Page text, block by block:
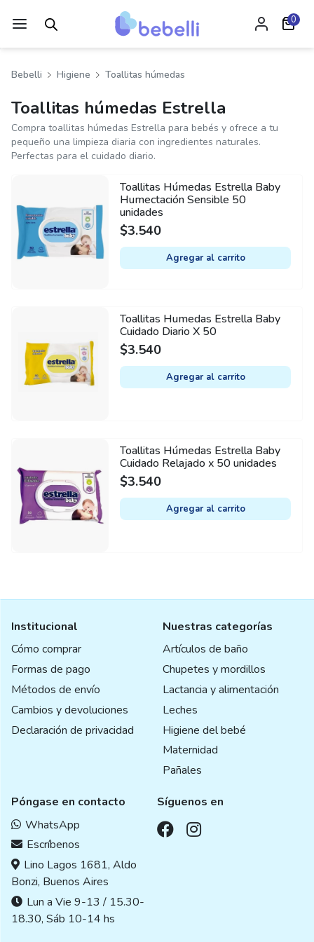
0
Bebelli Higiene Toallitas húmedas
Toallitas húmedas Estrella
Compra toallitas húmedas Estrella para bebés y ofrece a tu
pequeño una limpieza diaria con ingredientes naturales.
Perfectas para el cuidado diario.
Toallitas Húmedas Estrella Baby
Humectación Sensible 50
unidades
$3.540
Agregar al carrito
Toallitas Humedas Estrella Baby
Cuidado Diario X 50
$3.540
Agregar al carrito
Toallitas Húmedas Estrella Baby
Cuidado Relajado x 50 unidades
$3.540
Agregar al carrito
Institucional
Cómo comprar
Formas de pago
Métodos de envío
Cambios y devoluciones
Declaración de privacidad
Nuestras categorías
Artículos de baño
Chupetes y mordillos
Lactancia y alimentación
Leches
Higiene del bebé
Maternidad
Pañales
Póngase en contacto
WhatsApp
Escríbenos
Lino Lagos 1681, Aldo
Bonzi, Buenos Aires
Lun a Vie 9-13 / 15.30-
18.30, Sáb 10-14 hs
Síguenos en